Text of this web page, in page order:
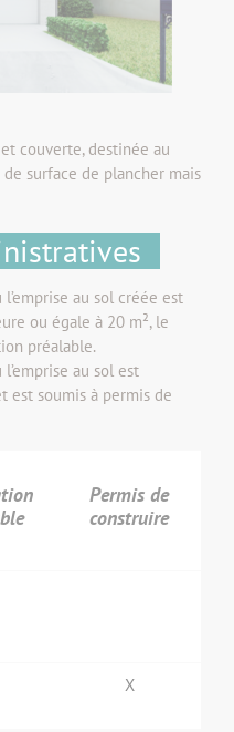
couverte, destinée au
surface de plancher mais
au sol créée est
ou égale à 20 m², le
préalable.
au sol est
est soumis à permis de
Permis de
construire
X